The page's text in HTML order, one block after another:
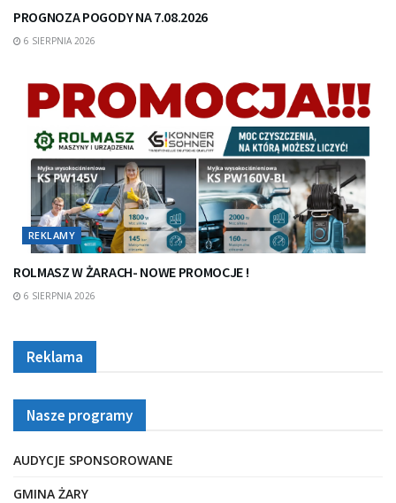
PROGNOZA POGODY NA 7.08.2026
6 SIERPNIA 2026
REKLAMY
ROLMASZ W ŻARACH- NOWE PROMOCJE !
6 SIERPNIA 2026
Reklama
Nasze programy
AUDYCJE SPONSOROWANE
GMINA ŻARY